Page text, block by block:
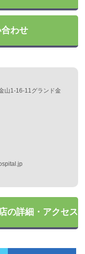
わせ
山1-16-11グランド金
の詳細・アクセス